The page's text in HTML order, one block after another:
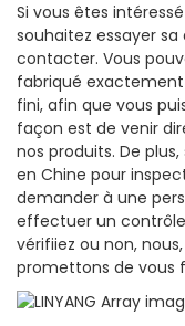
Si vous êtes
souhaitez essayer
contacter. Vous
fabriqué
fini, afin que vous
façon est de venir
nos produits. De
en Chine pour
demander à une
effectuer un
vérifiiez ou non,
promettons de vous